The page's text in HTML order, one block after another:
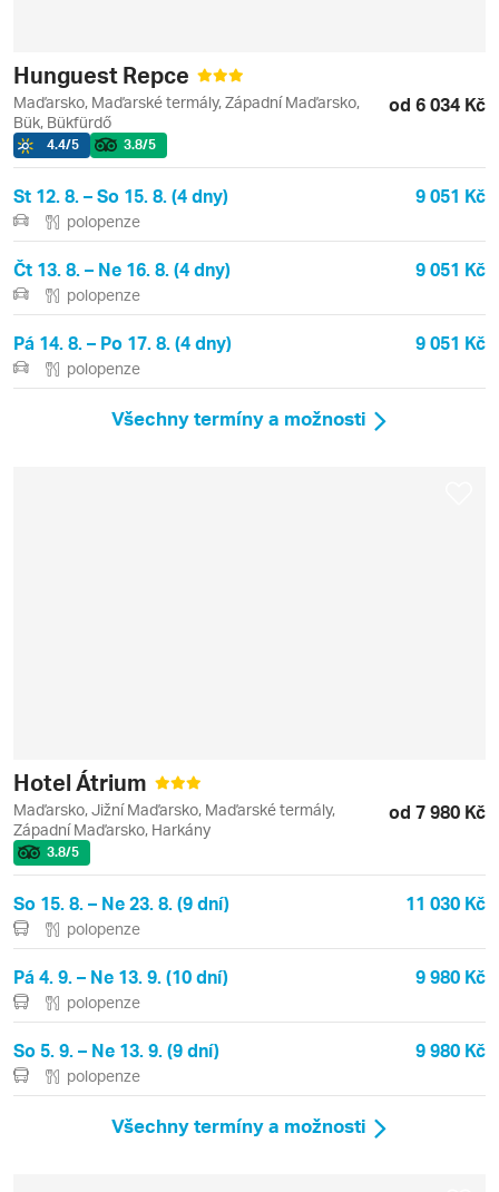
Hunguest Repce
Maďarsko, Maďarské termály, Západní Maďarsko,
Bük, Bükfürdő
od 6 034 Kč
4.4/5 3.8/5
St 12. 8. – So 15. 8. (4 dny) 9 051 Kč
polopenze
Čt 13. 8. – Ne 16. 8. (4 dny) 9 051 Kč
polopenze
Pá 14. 8. – Po 17. 8. (4 dny) 9 051 Kč
polopenze
Všechny termíny a možnosti
Hotel Átrium
Maďarsko, Jižní Maďarsko, Maďarské termály,
Západní Maďarsko, Harkány
od 7 980 Kč
3.8/5
So 15. 8. – Ne 23. 8. (9 dní) 11 030 Kč
polopenze
Pá 4. 9. – Ne 13. 9. (10 dní) 9 980 Kč
polopenze
So 5. 9. – Ne 13. 9. (9 dní) 9 980 Kč
polopenze
Všechny termíny a možnosti